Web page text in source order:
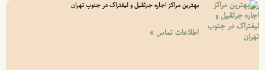
بهترین مراکز اجاره جرثقیل و لیفتراک در جنوب تهران
اطلاعات تماس »